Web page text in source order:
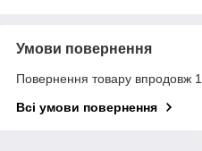
Умови повернення
Повернення товару впродовж
Всі умови повернення